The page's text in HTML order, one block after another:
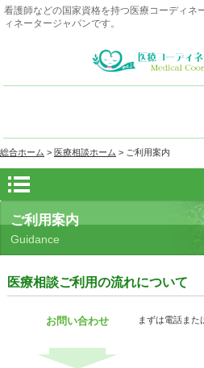
看護師などの国家資格を持つ医療コーディネ
ィネータージャパンです。
総合ホーム > 医療相談ホーム > ご利用案内
ご利用案内
Guidance
医療相談ご利用の流れについて
お問い合わせ まずは電話また